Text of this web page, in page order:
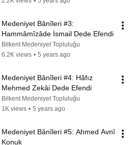
Medeniyet Bânîleri #3:
Hammâmîzâde İsmail Dede Efendi
Bilkent Medeniyet Topluluğu
6.2K views • 5 years ago
Medeniyet Bânîleri #4: Hâfız
Mehmed Zekâi Dede Efendi
Bilkent Medeniyet Topluluğu
1K views • 5 years ago
Medeniyet Bânîleri #5: Ahmed Avnî
Konuk